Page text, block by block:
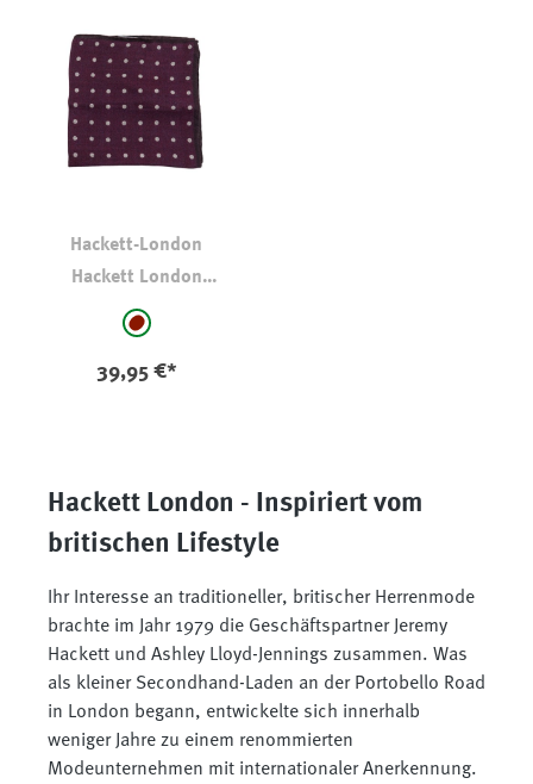
Hackett-London
Hackett London
auswählen
bordeaux
39,95 €*
Hackett London - Inspiriert vom
britischen Lifestyle
Ihr Interesse an traditioneller, britischer Herrenmode
brachte im Jahr 1979 die Geschäftspartner Jeremy
Hackett und Ashley Lloyd-Jennings zusammen. Was
als kleiner Secondhand-Laden an der Portobello Road
in London begann, entwickelte sich innerhalb
weniger Jahre zu einem renommierten
Modeunternehmen mit internationaler Anerkennung.